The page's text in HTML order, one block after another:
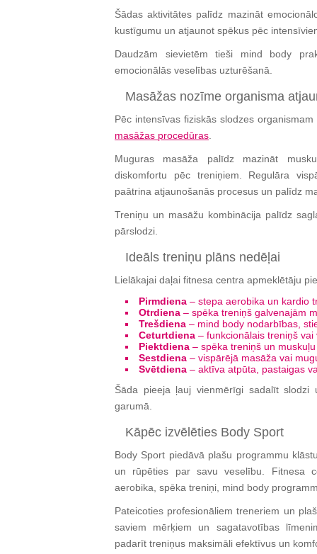
Šādas aktivitātes palīdz mazināt
kustīgumu un atjaunot spēkus pēc
Daudzām sievietēm tieši mind body
emocionālās veselības uzturēšanā.
Masāžas nozīme organisma
Pēc intensīvas fiziskās slodzes
masāžas procedūras
Muguras masāža palīdz mazināt
diskomfortu pēc treniņiem. Regulāra
paātrina atjaunošanās procesus un palīdz
Treniņu un masāžu kombinācija palīdz
pārslodzi.
Ideāls treniņu plāns nedēļai
Lielākajai daļai fitnesa centra apmeklētāju
Pirmdiena – stepa aerobika un kardio
Otrdiena – spēka treniņš galvenajām
Trešdiena – mind body nodarbības,
Ceturtdiena – funkcionālais treniņš
Piektdiena – spēka treniņš un
Sestdiena – vispārējā masāža vai
Svētdiena – aktīva atpūta, pastaigas
Šāda pieeja ļauj vienmērīgi sadalīt
garumā.
Kāpēc izvēlēties Body Sport
Body Sport piedāvā plašu programmu
un rūpēties par savu veselību. Fitnesa
aerobika, spēka treniņi, mind body
Pateicoties profesionāliem treneriem un
saviem mērķiem un sagatavotības
padarīt treniņus maksimāli efektīvus un